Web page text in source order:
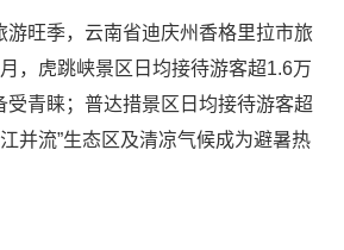
游旺季，云南省迪庆州香格里拉市旅
，虎跳峡景区日均接待游客超1.6万
受青睐；普达措景区日均接待游客超
并流”生态区及清凉气候成为避暑热